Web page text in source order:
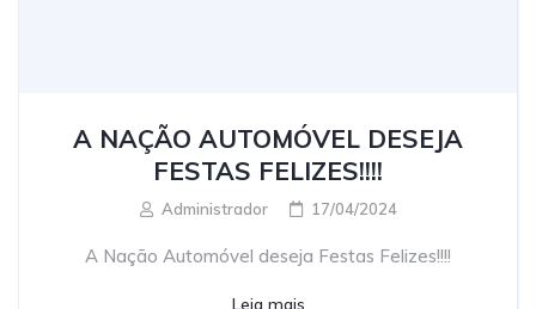
A NAÇÃO AUTOMÓVEL DESEJA
FESTAS FELIZES!!!!
Administrador 17/04/2024
A Nação Automóvel deseja Festas Felizes!!!!
Leia mais